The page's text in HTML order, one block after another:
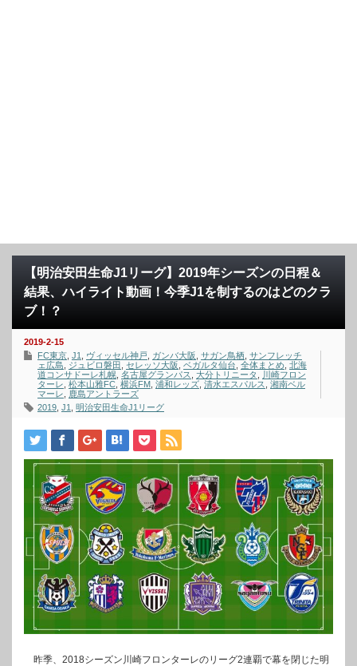
【明治安田生命J1リーグ】2019年シーズンの日程＆
結果、ハイライト動画！今季J1を制するのはどのクラ
ブ！？
2019-2-15
FC東京 J1 ヴィッセル神戸 ガンバ大阪 サガン鳥栖 サンフレッチ
ェ広島
ジュビロ磐田 セレッソ大阪 ベガルタ仙台 全体まとめ 北海
道コンサドーレ札幌 名古屋グランパス 大分トリニータ
川崎フロン
ターレ 松本山雅FC 横浜FM 浦和レッズ 清水エスパルス
湘南ベル
マーレ
鹿島アントラーズ
2019 J1 明治安田生命J1リーグ
昨季、2018シーズン川崎フロンターレのリーグ2連覇で幕を閉じた明